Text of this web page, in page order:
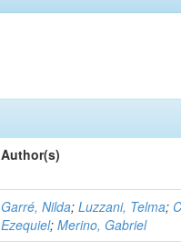
Author(s)
Garré, Nilda; Luzzani, Telma;
Ezequiel; Merino, Gabriel